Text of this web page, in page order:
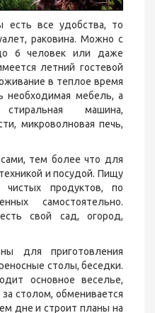
есть все удобства, то
раковина. Можно с
6 человек или даже
летний гостевой
в теплое время
необходимая мебель, а
машина,
микроволновая печь,
тем более что для
и посудой. Пищу
чистых продуктов, по
самостоятельно.
свой сад, огород,
для приготовления
столы, беседки.
основное веселье,
столом, обменивается
дне и строит планы на